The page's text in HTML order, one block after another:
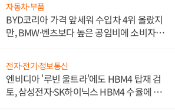
자동차·부품
BYD코리아 가격 앞세워 수입차 4위 올랐지
만, BMW·벤츠보다 높은 공임비에 소비자
전자·전기·정보통신
엔비디아 '루빈 울트라'에도 HBM4 탑재 검
토, 삼성전자·SK하이닉스 HBM4 수율에 주